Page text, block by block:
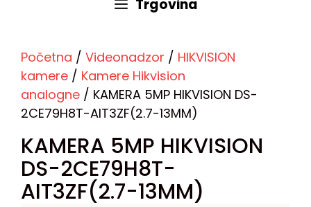
Trgovina
Početna / Videonadzor / HIKVISION
kamere / Kamere Hikvision
analogne / KAMERA 5MP HIKVISION DS-
2CE79H8T-AIT3ZF(2.7-13MM)
KAMERA 5MP HIKVISION
DS-2CE79H8T-
AIT3ZF(2.7-13MM)